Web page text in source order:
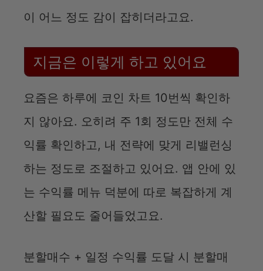
이 어느 정도 감이 잡히더라고요.
지금은 이렇게 하고 있어요
요즘은 하루에 코인 차트 10번씩 확인하
지 않아요. 오히려 주 1회 정도만 전체 수
익률 확인하고, 내 전략에 맞게 리밸런싱
하는 정도로 조절하고 있어요. 앱 안에 있
는 수익률 메뉴 덕분에 따로 복잡하게 계
산할 필요도 줄어들었고요.
분할매수 + 일정 수익률 도달 시 분할매